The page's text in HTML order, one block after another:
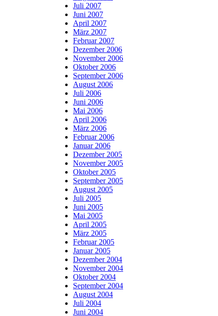
Juli 2007
Juni 2007
April 2007
März 2007
Februar 2007
Dezember 2006
November 2006
Oktober 2006
September 2006
August 2006
Juli 2006
Juni 2006
Mai 2006
April 2006
März 2006
Februar 2006
Januar 2006
Dezember 2005
November 2005
Oktober 2005
September 2005
August 2005
Juli 2005
Juni 2005
Mai 2005
April 2005
März 2005
Februar 2005
Januar 2005
Dezember 2004
November 2004
Oktober 2004
September 2004
August 2004
Juli 2004
Juni 2004